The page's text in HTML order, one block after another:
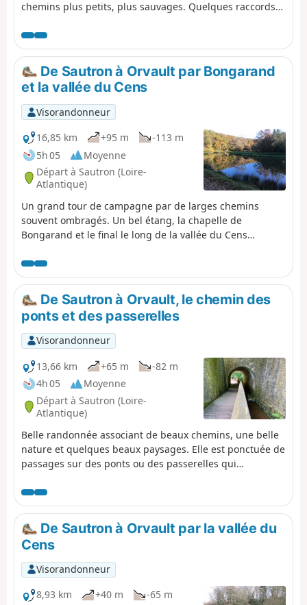
chemins plus petits, plus sauvages. Quelques raccords
séquence à l'autre.
De Sautron à Orvault par Bongarand
et la vallée du Cens
Visorandonneur
16,85 km
+95 m
-113 m
5h 05
Moyenne
Départ à Sautron (Loire-
Atlantique)
Un grand tour de campagne par de larges chemins
souvent ombragés. Un bel étang, la chapelle de
Bongarand et le final le long de la vallée du Cens
De Sautron à Orvault, le chemin des
ponts et des passerelles
Visorandonneur
13,66 km
+65 m
-82 m
4h 05
Moyenne
Départ à Sautron (Loire-
Atlantique)
Belle randonnée associant de beaux chemins, une belle
nature et quelques beaux paysages. Elle est ponctuée de
passages sur des ponts ou des passerelles qui
De Sautron à Orvault par la vallée du
Cens
Visorandonneur
8,93 km
+40 m
-65 m